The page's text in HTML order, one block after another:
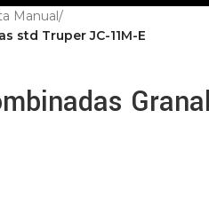
Manual/
std Truper JC-11M-E